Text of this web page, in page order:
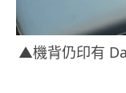
▲機背仍印有